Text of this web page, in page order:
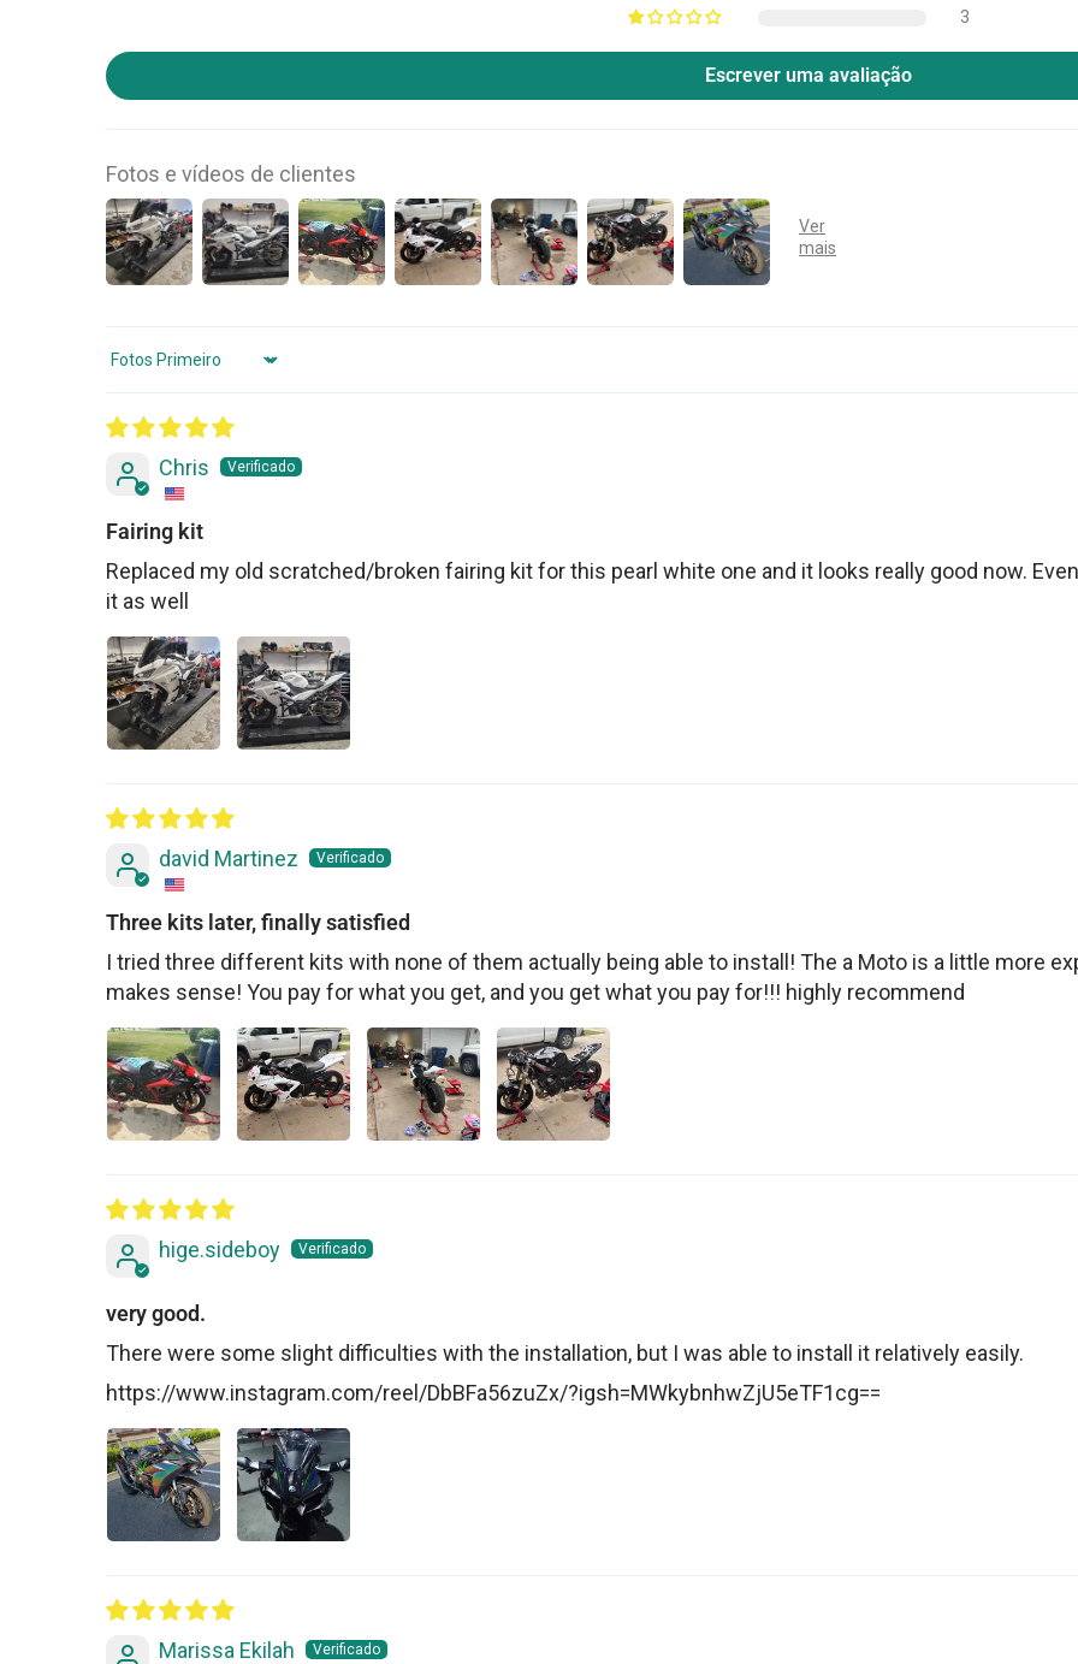
3
Escrever uma avaliação
Fotos e vídeos de clientes
Sort by
Chris
Fairing kit
Replaced my old scratched/broken fairing kit for this pearl white one and it looks really good now.
it as well
david Martinez
Three kits later, finally satisfied
I tried three different kits with none of them actually being able to install! The a Moto is a little more
makes sense! You pay for what you get, and you get what you pay for!!! highly recommend
hige.sideboy
very good.
There were some slight difficulties with the installation, but I was able to install it relatively easily.
https://www.instagram.com/reel/DbBFa56zuZx/?igsh=MWkybnhwZjU5eTF1cg==
Marissa Ekilah